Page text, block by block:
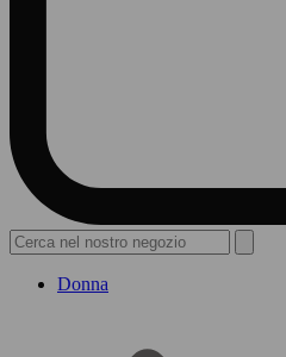
Donna